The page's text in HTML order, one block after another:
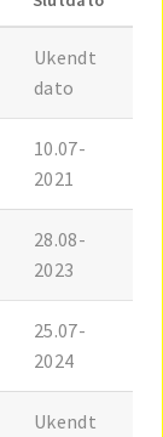
Ukendt
dato
10.07-
2021
28.08-
2023
25.07-
2024
Ukendt